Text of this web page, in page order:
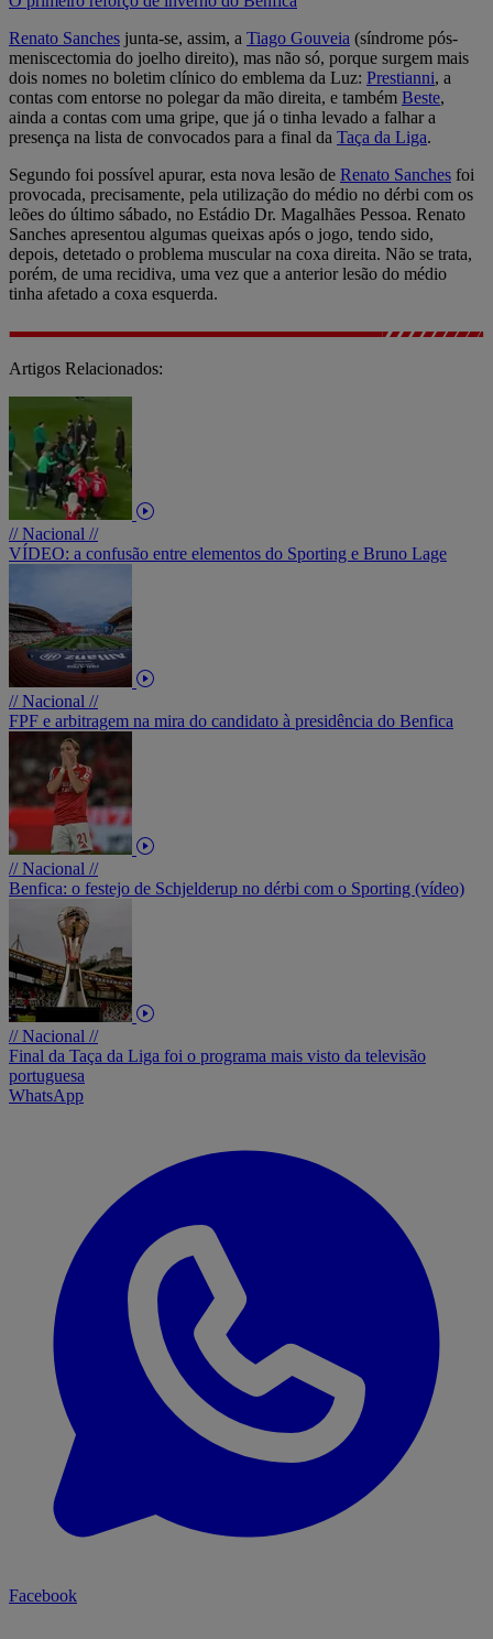
Renato Sanches junta-se, assim, a Tiago Gouveia (síndrome pós-
meniscectomia do joelho direito), mas não só, porque surgem mais
dois nomes no boletim clínico do emblema da Luz: Prestianni, a
contas com entorse no polegar da mão direita, e também Beste,
ainda a contas com uma gripe, que já o tinha levado a falhar a
presença na lista de convocados para a final da Taça da Liga.
Segundo foi possível apurar, esta nova lesão de Renato Sanches foi
provocada, precisamente, pela utilização do médio no dérbi com os
leões do último sábado, no Estádio Dr. Magalhães Pessoa. Renato
Sanches apresentou algumas queixas após o jogo, tendo sido,
depois, detetado o problema muscular na coxa direita. Não se trata,
porém, de uma recidiva, uma vez que a anterior lesão do médio
tinha afetado a coxa esquerda.
Artigos Relacionados:
// Nacional //
VÍDEO: a confusão entre elementos do Sporting e Bruno Lage
// Nacional //
FPF e arbitragem na mira do candidato à presidência do Benfica
// Nacional //
Benfica: o festejo de Schjelderup no dérbi com o Sporting (vídeo)
// Nacional //
Final da Taça da Liga foi o programa mais visto da televisão
portuguesa
WhatsApp
Facebook